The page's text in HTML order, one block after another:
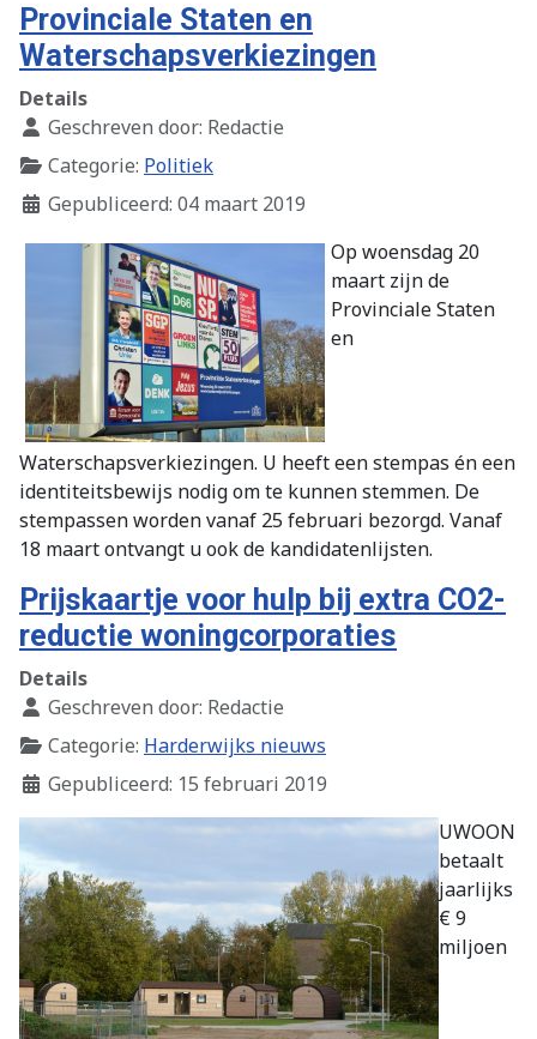
Provinciale Staten en
Waterschapsverkiezingen
Details
Geschreven door: Redactie
Categorie: Politiek
Gepubliceerd: 04 maart 2019
Op woensdag 20
maart zijn de
Provinciale Staten
en
Waterschapsverkiezingen. U heeft een stempas én een
identiteitsbewijs nodig om te kunnen stemmen. De
stempassen worden vanaf 25 februari bezorgd. Vanaf
18 maart ontvangt u ook de kandidatenlijsten.
Prijskaartje voor hulp bij extra CO2-
reductie woningcorporaties
Details
Geschreven door: Redactie
Categorie: Harderwijks nieuws
Gepubliceerd: 15 februari 2019
UWOON
betaalt
jaarlijks
€ 9
miljoen